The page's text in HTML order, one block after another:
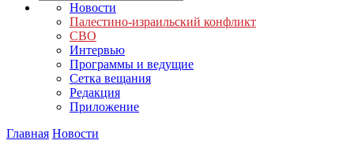
Новости
Палестино-израильский конфликт
СВО
Интервью
Программы и ведущие
Сетка вещания
Редакция
Приложение
Главная Новости